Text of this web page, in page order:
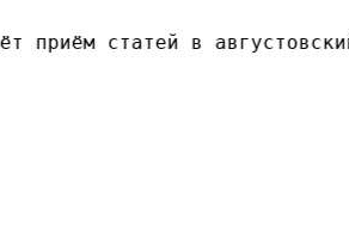
приём статей в августовский